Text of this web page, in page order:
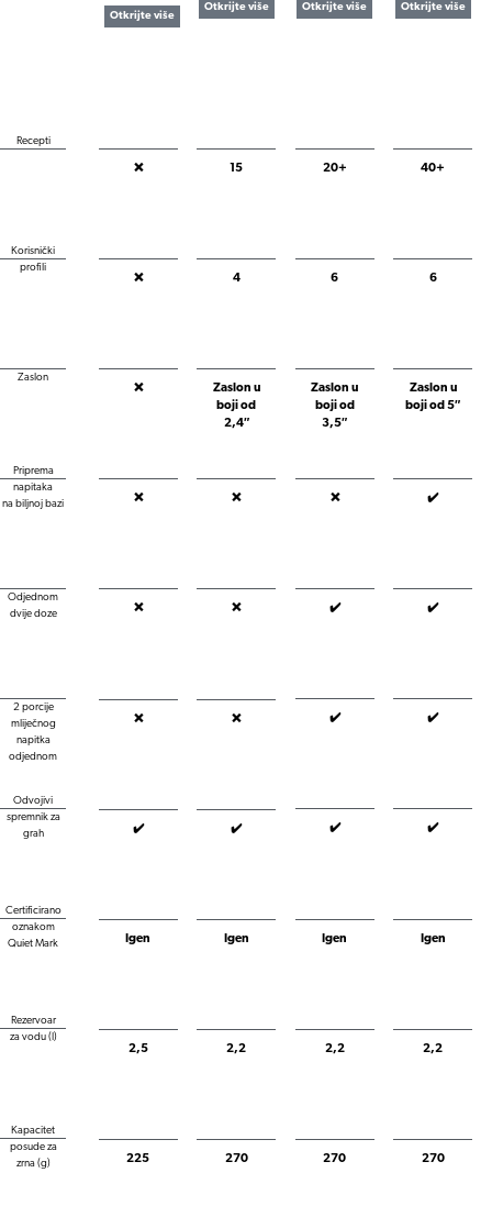
Recepti
Korisnički
profili
Zaslon
Priprema
napitaka
na biljnoj bazi
Odjednom
dvije doze
2 porcije
mliječnog
napitka
odjednom
Odvojivi
spremnik za
grah
Certificirano
oznakom
Quiet Mark
Rezervoar
za vodu (l)
Kapacitet
posude za
zrna (g)
Otkrijte više
❌
❌
❌
❌
❌
❌
✔️
Igen
2,5
225
Otkrijte više
15
4
Zaslon u
boji od
2,4″
❌
❌
❌
✔️
Igen
2,2
270
Otkrijte više
20+
6
Zaslon u
boji od
3,5″
❌
✔️
✔️
✔️
Igen
2,2
270
Otkrijte više
40+
6
Zaslon u
boji od 5″
✔️
✔️
✔️
✔️
Igen
2,2
270